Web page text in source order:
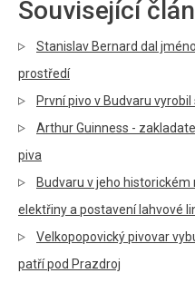
Související
Stanislav Bernard dal
prostředí
První pivo v Budvaru
Arthur Guinness -
piva
Budvaru v jeho
elektřiny a postavení lahvové
Velkopopovický pivovar
patří pod Prazdroj